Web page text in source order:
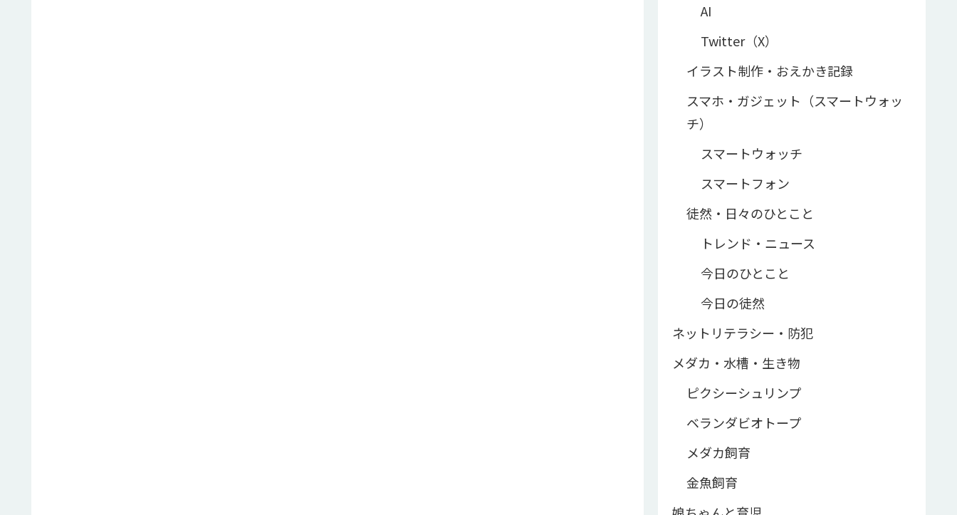
AI
Twitter（X）
イラスト制作・おえかき記録
スマホ・ガジェット（スマートウォッ
チ）
スマートウォッチ
スマートフォン
徒然・日々のひとこと
トレンド・ニュース
今日のひとこと
今日の徒然
ネットリテラシー・防犯
メダカ・水槽・生き物
ピクシーシュリンプ
ベランダビオトープ
メダカ飼育
金魚飼育